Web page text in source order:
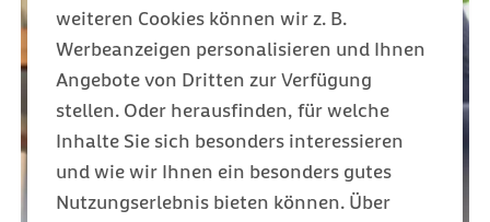
weiteren Cookies können wir z. B.
Werbeanzeigen personalisieren und Ihnen
Angebote von Dritten zur Verfügung
stellen. Oder herausfinden, für welche
Inhalte Sie sich besonders interessieren
und wie wir Ihnen ein besonders gutes
Nutzungserlebnis bieten können. Über